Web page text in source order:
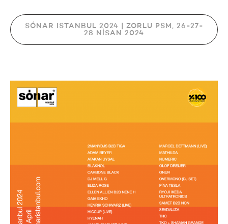
SÓNAR ISTANBUL 2024 | ZORLU PSM, 26-27-
28 NİSAN 2024